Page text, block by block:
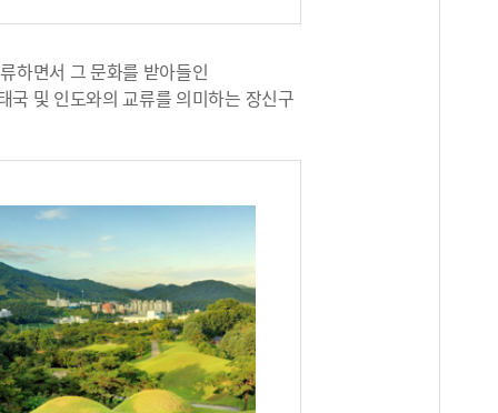
하면서 그 문화를 받아들인
국 및 인도와의 교류를 의미하는 장신구